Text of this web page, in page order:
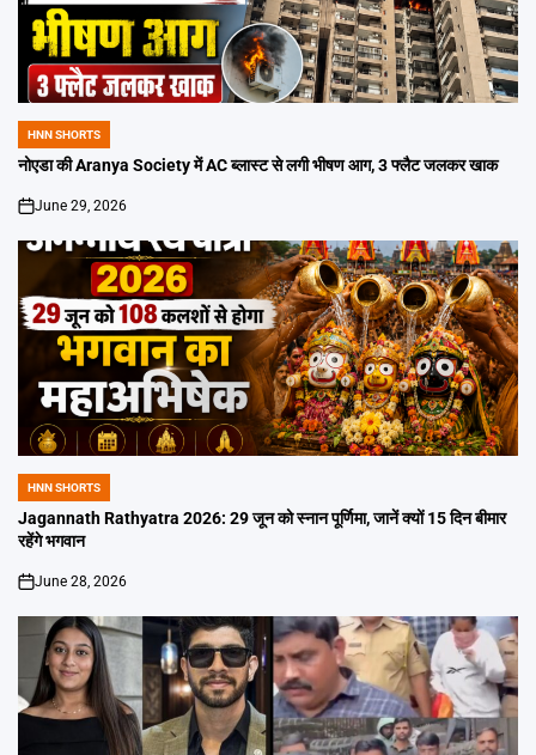
POSTED
IN
HNN SHORTS
नोएडा की Aranya Society में AC ब्लास्ट से लगी भीषण आग, 3 फ्लैट जलकर खाक
on
June 29, 2026
POSTED
IN
HNN SHORTS
Jagannath Rathyatra 2026: 29 जून को स्नान पूर्णिमा, जानें क्यों 15 दिन बीमार
रहेंगे भगवान
on
June 28, 2026